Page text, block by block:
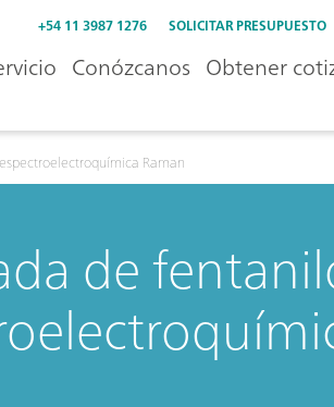
+54 11 3987 1276 SOLICITAR PRESUPUESTO
Conózcanos Obtener
Raman
de